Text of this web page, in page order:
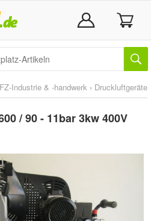
Industrie & -handwerk › Druckluftgeräte
/ 90 - 11bar 3kw 400V